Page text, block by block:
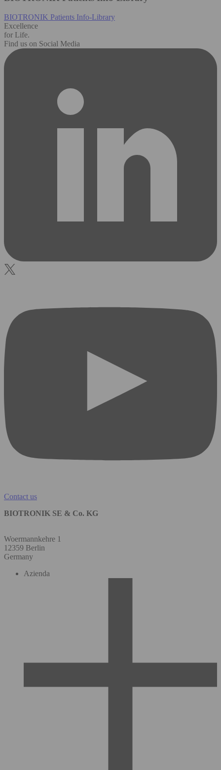
BIOTRONIK Patients Info-Library
Excellence
for Life.
Find us on Social Media
Contact us
BIOTRONIK SE & Co. KG
Woermannkehre 1
12359 Berlin
Germany
Azienda